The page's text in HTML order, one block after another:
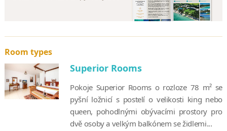
Room types
Superior Rooms
Pokoje Superior Rooms o rozloze 78 m² se
pyšní ložnicí s postelí o velikosti king nebo
queen, pohodlnými obývacími prostory pro
dvě osoby a velkým balkónem se židlemi...